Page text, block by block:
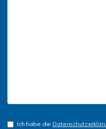
Ich habe die